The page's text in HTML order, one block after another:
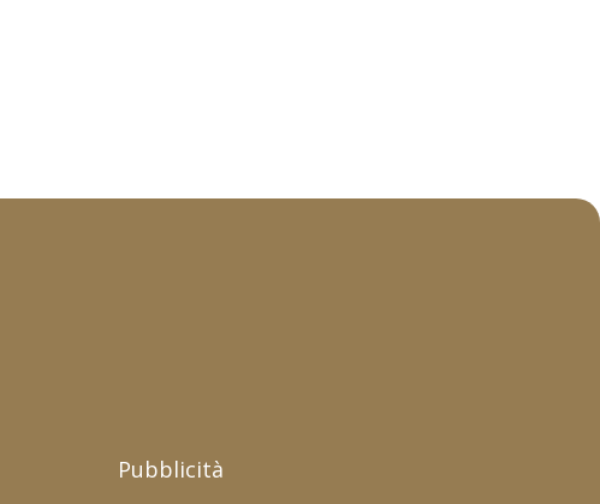
Pubblicità